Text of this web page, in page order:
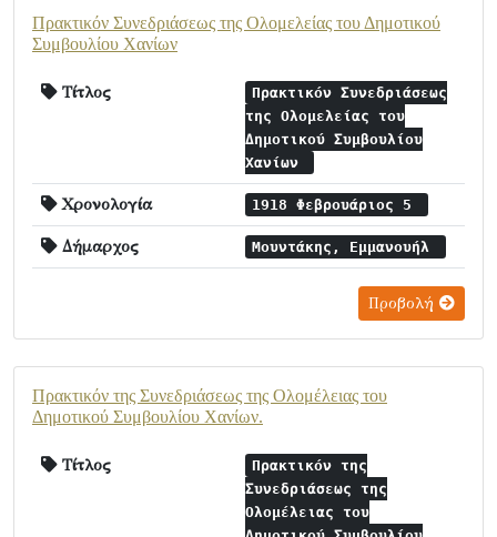
Πρακτικόν Συνεδριάσεως της Ολομελείας του Δημοτικού
Συμβουλίου Χανίων
Τίτλος
Πρακτικόν Συνεδριάσεως
της Ολομελείας του
Δημοτικού Συμβουλίου
Χανίων
Χρονολογία 1918 Φεβρουάριος 5
Δήμαρχος Μουντάκης, Εμμανουήλ
Προβολή
Πρακτικόν της Συνεδριάσεως της Ολομέλειας του
Δημοτικού Συμβουλίου Χανίων.
Τίτλος
Πρακτικόν της
Συνεδριάσεως της
Ολομέλειας του